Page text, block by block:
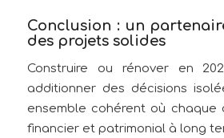
Conclusion : un
des projets solides
Construire ou rénover en
additionner des décisions
ensemble cohérent où chaque
financier et patrimonial à long